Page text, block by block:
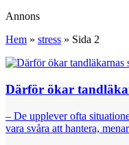
Annons
Hem » stress » Sida 2
Därför ökar
– De upplever ofta
vara svåra att hantera,